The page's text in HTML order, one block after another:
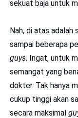
sekuat baja untuk
Nah, di atas
sampai beberapa
guys. Ingat, untuk
semangat yang
dokter. Tak hanya
cukup tinggi akan
secara maksimal